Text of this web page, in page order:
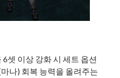
셋 이상 강화 시 세트 옵션
나) 회복 능력을 올려주는